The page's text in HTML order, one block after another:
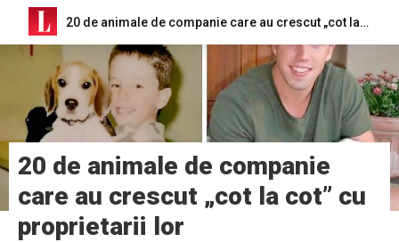
20 de animale de companie care au crescut „cot la cot” cu proprietarii lor
20 de animale de companie
care au crescut „cot la cot” cu
proprietarii lor